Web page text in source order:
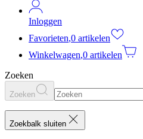
Inloggen
Favorieten,0 artikelen
Winkelwagen,0 artikelen
Zoeken
Zoeken
Zoekbalk sluiten